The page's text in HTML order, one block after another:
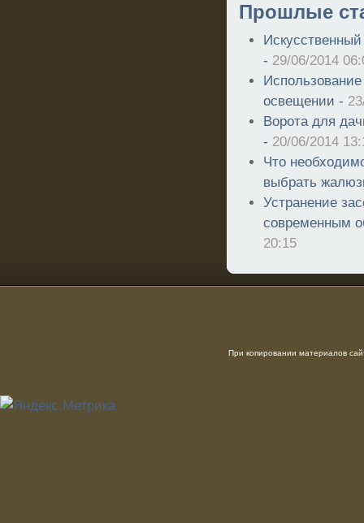
Прошлые
- 29/06/2014
освещении -
Ворота для
- 20/06/2014
Что
выбрать
Устранение
современным
20:15
При копировании материалов